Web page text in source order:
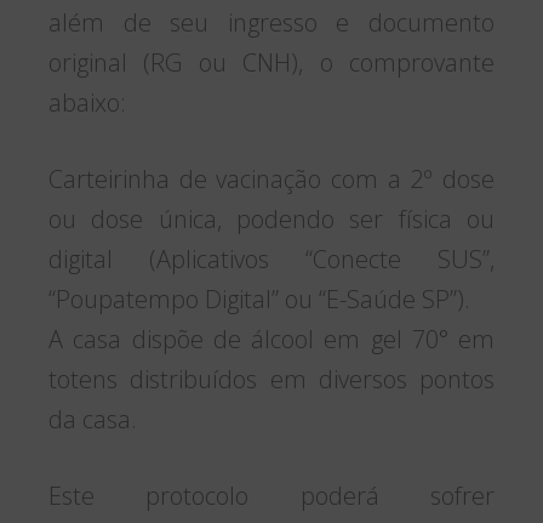
além de seu ingresso e documento
original (RG ou CNH), o comprovante
abaixo:
Carteirinha de vacinação com a 2º dose
ou dose única, podendo ser física ou
digital (Aplicativos “Conecte SUS”,
“Poupatempo Digital” ou “E-Saúde SP”).
A casa dispõe de álcool em gel 70° em
totens distribuídos em diversos pontos
da casa.
Este protocolo poderá sofrer